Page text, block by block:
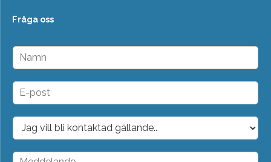
Fråga oss
N
m
n
E
p
o
t
*
D
o
p
M